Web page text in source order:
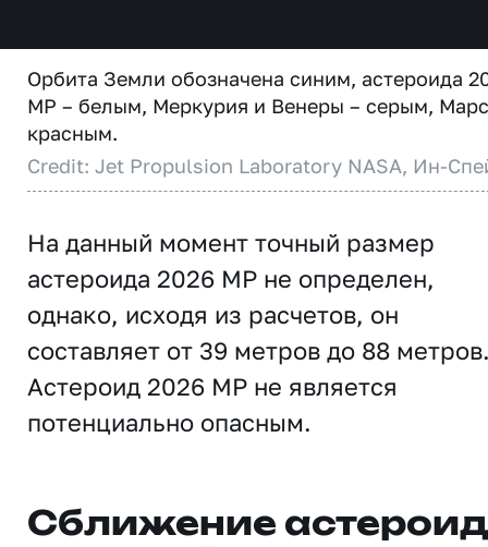
Орбита Земли обозначена синим, астероида
MP – белым, Меркурия и Венеры – серым,
красным.
Credit: Jet Propulsion Laboratory NASA, Ин-
На данный момент точный размер
астероида 2026 MP не определен,
однако, исходя из расчетов, он
составляет от 39 метров до 88
Астероид 2026 MP не является
потенциально опасным.
Сближение